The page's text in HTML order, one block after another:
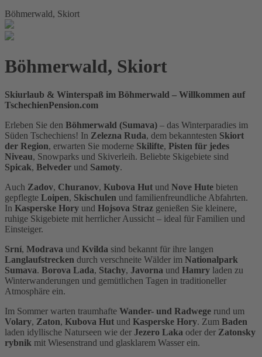
Böhmerwald, Skiort
Böhmerwald, Skiort
Skiurlaub & Winterspaß im Böhmerwald – Willkommen auf
TschechienPension.com
Erleben Sie den Böhmerwald (Sumava) – das Winterparadies im
Süden Tschechiens! In Zelezna Ruda, dem bekanntesten Skiort
der Region, erwarten Sie moderne Skilifte, Pisten für jedes
Niveau, Snowparks und Skiverleih. Beliebte Skigebiete sind
Spicak, Belveder und Samoty.
Auch Zadov, Churanov, Kubova Hut und Nove Hute bieten
gepflegte Loipen, Skischulen und familienfreundliche Abfahrten.
In Kasperske Hory und Hojsova Straz genießen Sie kleinere,
ruhige Skigebiete mit herrlicher Aussicht – ideal für Familien und
Einsteiger.
Srní, Modrava und Kvilda sind bekannt für ihre langen
Langlaufstrecken durch verschneite Wälder im Nationalpark
Sumava. Borova Lada, Stachy, Javorna und Hamry laden zu
Winterwanderungen und gemütlichen Tagen in traditioneller
Atmosphäre ein.
Im Sommer warten traumhafte Wander- und Radwege rund um
Volary, Zaton, Kubova Hut und Kasperske Hory. Zum Baden
laden idyllische Naturseen wie der Jezero Laka oder der Zatonsky
rybnik mit Wiesenstrand und glasklarem Wasser ein.